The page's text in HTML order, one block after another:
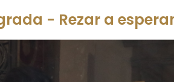
- Rezar a